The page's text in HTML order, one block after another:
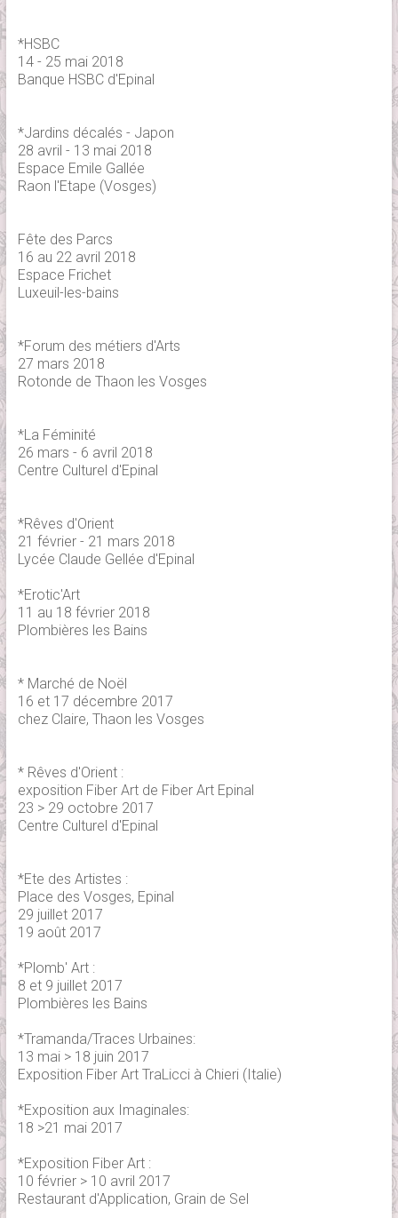
*HSBC
14 - 25 mai 2018
Banque HSBC d'Epinal
*Jardins décalés - Japon
28 avril - 13 mai 2018
Espace Emile Gallée
Raon l'Etape (Vosges)
Fête des Parcs
16 au 22 avril 2018
Espace Frichet
Luxeuil-les-bains
*Forum des métiers d'Arts
27 mars 2018
Rotonde de Thaon les Vosges
*La Féminité
26 mars - 6 avril 2018
Centre Culturel d'Epinal
*Rêves d'Orient
21 février - 21 mars 2018
Lycée Claude Gellée d'Epinal
*Erotic'Art
11 au 18 février 2018
Plombières les Bains
* Marché de Noël
16 et 17 décembre 2017
chez Claire, Thaon les Vosges
* Rêves d'Orient :
exposition Fiber Art de Fiber Art Epinal
23 > 29 octobre 2017
Centre Culturel d'Epinal
*Ete des Artistes :
Place des Vosges, Epinal
29 juillet 2017
19 août 2017
*Plomb' Art :
8 et 9 juillet 2017
Plombières les Bains
*Tramanda/Traces Urbaines:
13 mai > 18 juin 2017
Exposition Fiber Art TraLicci à Chieri (Italie)
*Exposition aux Imaginales:
18 >21 mai 2017
*Exposition Fiber Art :
10 février > 10 avril 2017
Restaurant d'Application, Grain de Sel